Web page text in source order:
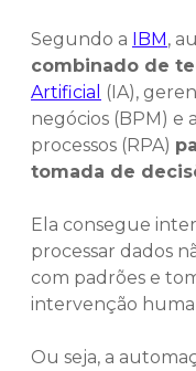
Segundo a IBM,
combinado de
Artificial
(IA),
negócios (BPM) e
processos (RPA)
tomada de
Ela consegue
processar dados
com padrões e
intervenção
Ou seja, a